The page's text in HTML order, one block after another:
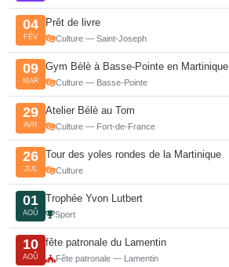
04
FÉV
Prêt de livre
Culture — Saint-Joseph
09
MAR
Gym Bèlè à Basse-Pointe en Martinique
Culture — Basse-Pointe
29
AVR
Atelier Bélè au Tom
Culture — Fort-de-France
26
JUL
Tour des yoles rondes de la Martinique
Culture
01
AOÛ
Trophée Yvon Lutbert
Sport
10
AOÛ
fête patronale du Lamentin
Fête patronale — Lamentin